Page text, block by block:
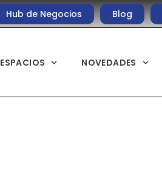
Hub de Negocios Blog
ESPACIOS NOVEDADES